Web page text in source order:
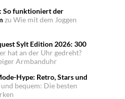
So funktioniert der
zu Wie mit dem Joggen
Sylt Edition 2026: 300
hat an der Uhr gedreht?
Armbanduhr
Hype: Retro, Stars und
bequem: Die besten